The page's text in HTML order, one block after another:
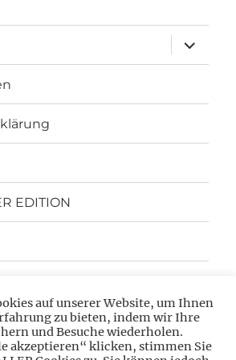
öffnen
EDITION
auf unserer Website, um Ihnen
zu bieten, indem wir Ihre
und Besuche wiederholen.
akzeptieren“ klicken, stimmen Sie